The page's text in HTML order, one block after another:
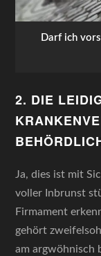
Darf ich
2. DIE
Ja, dies ist mit
voller Inbrunst
Firmament
gehört
am argwöhnisch